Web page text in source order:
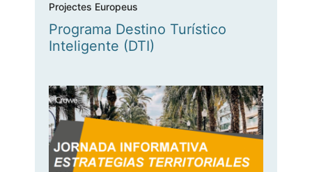
Projectes Europeus
Programa Destino Turístico
Inteligente (DTI)